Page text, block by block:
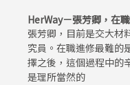
HerWay－張芳卿，在
張芳卿，目前是交大材
究員。在職進修最難的
擇之後，這個過程中的
是理所當然的